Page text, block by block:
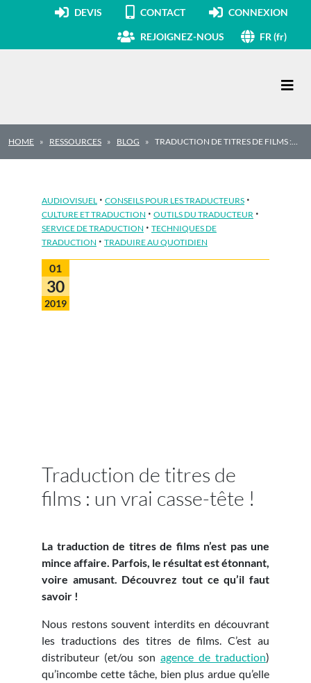
DEVIS CONTACT CONNEXION
REJOIGNEZ-NOUS FR (fr)
HOME RESSOURCES BLOG TRADUCTION DE TITRES DE FILMS :…
AUDIOVISUEL · CONSEILS POUR LES TRADUCTEURS ·
CULTURE ET TRADUCTION · OUTILS DU TRADUCTEUR ·
SERVICE DE TRADUCTION · TECHNIQUES DE
TRADUCTION · TRADUIRE AU QUOTIDIEN
01
30
2019
Traduction de titres de
films : un vrai casse-tête !
La traduction de titres de films n’est pas une
mince affaire. Parfois, le résultat est étonnant,
voire amusant. Découvrez tout ce qu’il faut
savoir !
Nous restons souvent interdits en découvrant
les traductions des titres de films. C’est au
distributeur (et/ou son agence de traduction)
qu’incombe cette tâche, bien plus ardue qu’elle